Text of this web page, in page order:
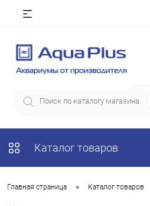
Каталог товаров
Главная страница • Каталог товаров